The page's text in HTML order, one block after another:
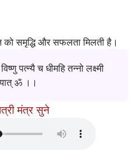
को समृद्धि और सफलता मिलती है।
पत्न्यै च धीमहि तन्नो लक्ष्मी
ॐ ।।
मंत्र सुने